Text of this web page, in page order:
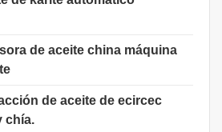
de aceite china máquina
de aceite de ecircec
chía.